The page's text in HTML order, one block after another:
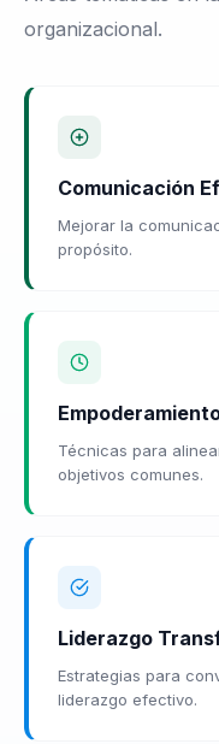
organizacional.
Comunicación
Mejorar la
propósito.
Técnicas para
objetivos comunes.
Liderazgo
Estrategias para
liderazgo efectivo.